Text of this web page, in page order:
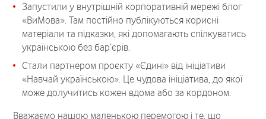
Запустили у внутрішній корпоративній мережі блог
«ВиМова». Там постійно публікуються корисні
матеріали та підказки, які допомагають спілкуватись
українською без бар’єрів.
Стали партнером проєкту «Єдині» від ініціативи
«Навчай українською». Це чудова ініціатива, до якої
може долучитись кожен вдома або за кордоном.
Вважаємо нашою маленькою перемогою і те, що